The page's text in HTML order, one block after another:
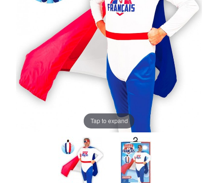
Tap to expand